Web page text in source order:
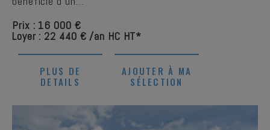
Prix : 16 000 €
Loyer : 22 440 € /an HC HT*
PLUS DE
DETAILS
AJOUTER À MA
SÉLECTION